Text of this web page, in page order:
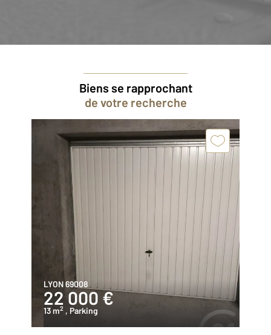
Biens se rapprochant
de votre recherche
LYON 69008
22 000 €
13 m2 , Parking